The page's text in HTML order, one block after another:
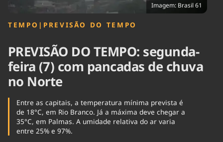
Imagem: Brasil 61
TEMPO | PREVISÃO DO TEMPO
PREVISÃO DO TEMPO: segunda-
feira (7) com pancadas de chuva
no Norte
Entre as capitais, a temperatura mínima prevista é
de 18°C, em Rio Branco. Já a máxima deve chegar a
35°C, em Palmas. A umidade relativa do ar varia
entre 25% e 97%.